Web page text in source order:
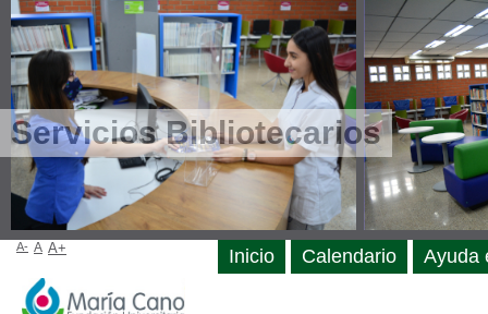
Servicios Bibliotecarios
Inicio Calendario Ayuda
A- A A+